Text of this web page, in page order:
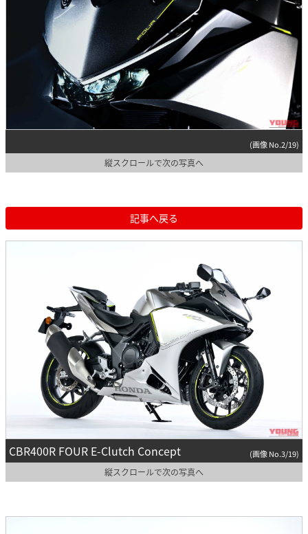
(画像 No.2/19)
縦スクロールで次の写真へ
記事へ戻る
CBR400R FOUR E-Clutch Concept (画像 No.3/19)
縦スクロールで次の写真へ